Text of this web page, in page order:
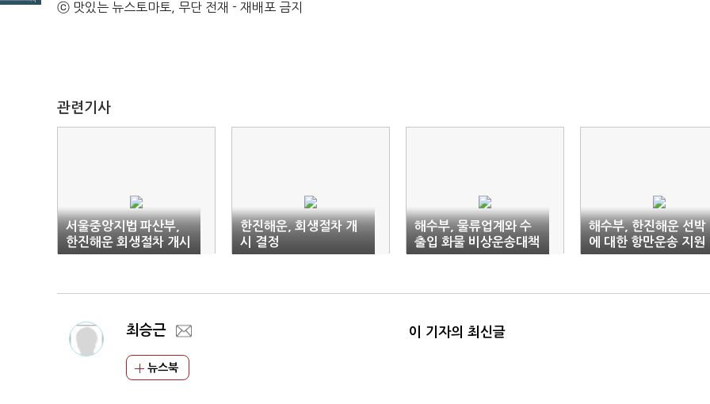
ⓒ 맛있는 뉴스토마토, 무단 전재 - 재배포 금지
관련기사
서울중앙지법 파산부,
한진해운 회생절차 개시
결정
한진해운, 회생절차 개
시 결정
해수부, 물류업계와 수
출입 화물 비상운송대책
논의
해수부, 한진해운 선박
에 대한 항만운송 지원
긴급 재개
최승근
뉴스북
이 기자의 최신글